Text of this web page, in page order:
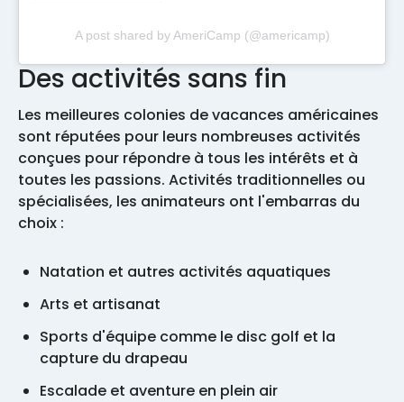
A post shared by AmeriCamp (@americamp)
Des activités sans fin
Les meilleures colonies de vacances américaines
sont réputées pour leurs nombreuses activités
conçues pour répondre à tous les intérêts et à
toutes les passions. Activités traditionnelles ou
spécialisées, les animateurs ont l'embarras du
choix :
Natation et autres activités aquatiques
Arts et artisanat
Sports d'équipe comme le disc golf et la
capture du drapeau
Escalade et aventure en plein air